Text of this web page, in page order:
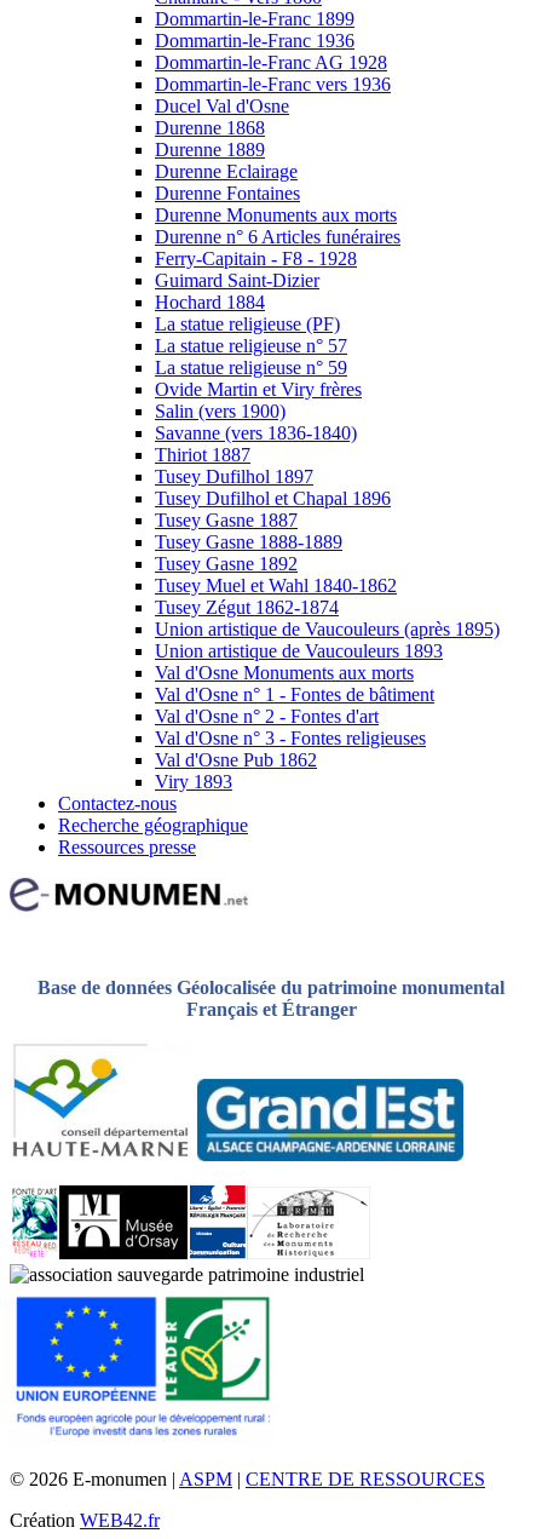
Dommartin-le-Franc 1899
Dommartin-le-Franc 1936
Dommartin-le-Franc AG 1928
Dommartin-le-Franc vers 1936
Ducel Val d'Osne
Durenne 1868
Durenne 1889
Durenne Eclairage
Durenne Fontaines
Durenne Monuments aux morts
Durenne n° 6 Articles funéraires
Ferry-Capitain - F8 - 1928
Guimard Saint-Dizier
Hochard 1884
La statue religieuse (PF)
La statue religieuse n° 57
La statue religieuse n° 59
Ovide Martin et Viry frères
Salin (vers 1900)
Savanne (vers 1836-1840)
Thiriot 1887
Tusey Dufilhol 1897
Tusey Dufilhol et Chapal 1896
Tusey Gasne 1887
Tusey Gasne 1888-1889
Tusey Gasne 1892
Tusey Muel et Wahl 1840-1862
Tusey Zégut 1862-1874
Union artistique de Vaucouleurs (après 1895)
Union artistique de Vaucouleurs 1893
Val d'Osne Monuments aux morts
Val d'Osne n° 1 - Fontes de bâtiment
Val d'Osne n° 2 - Fontes d'art
Val d'Osne n° 3 - Fontes religieuses
Val d'Osne Pub 1862
Viry 1893
Contactez-nous
Recherche géographique
Ressources presse
Base de données Géolocalisée du patrimoine monumental
Français et Étranger
© 2026 E-monumen | ASPM | CENTRE DE RESSOURCES
Création WEB42.fr